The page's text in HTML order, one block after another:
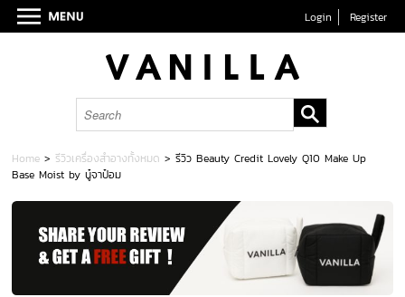
Login Register
Home >รีวิวเครื่องสำอางทั้งหมด >รีวิว Beauty Credit Lovely Q10 Make Up
Base Moist by นู๋จาป๋อม